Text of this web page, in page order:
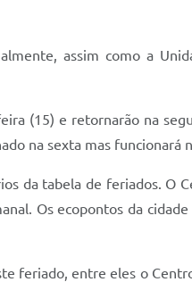
assim como a
(15) e retornarão na
na sexta mas funcionará
da tabela de feriados. O
Os ecopontos da
feriado, entre eles o